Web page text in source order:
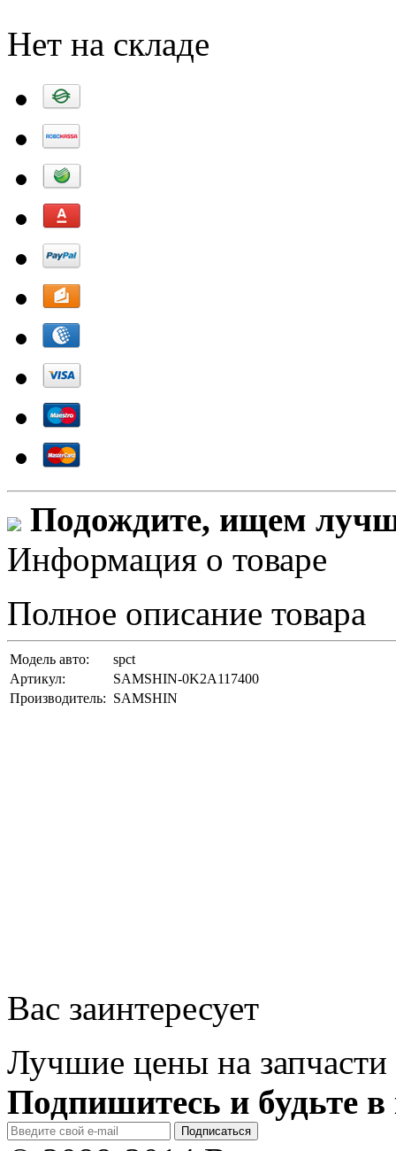
Нет на складе
Подождите, ищем
Информация о товаре
Полное описание товара
Модель авто:
spct
Артикул:
SAMSHIN-0K2A117400
Производитель: SAMSHIN
Вас заинтересует
Лучшие цены на запчасти
Подпишитесь и будьте в